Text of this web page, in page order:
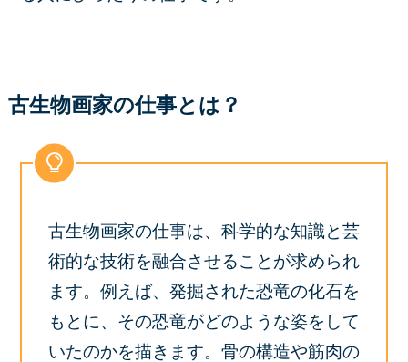
古生物画家の仕事とは？
古生物画家の仕事は、科学的な知識と芸
術的な技術を融合させることが求められ
ます。例えば、発掘された恐竜の化石を
もとに、その恐竜がどのような姿をして
いたのかを描きます。骨の構造や筋肉の